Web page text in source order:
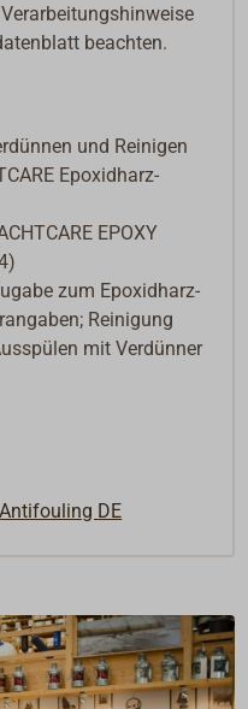
beachten.
und Reinigen
Epoxidharz-
EPOXY
zum Epoxidharz-
Reinigung
mit Verdünner
DE